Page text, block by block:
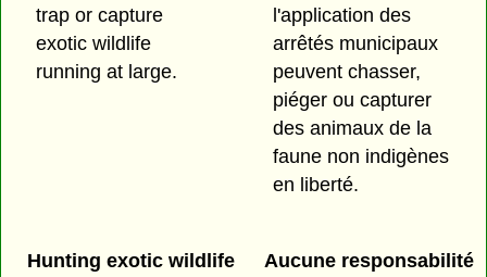
trap or capture
exotic wildlife
running at large.
l'application des
arrêtés municipaux
peuvent chasser,
piéger ou capturer
des animaux de la
faune non indigènes
en liberté.
Hunting exotic wildlife
Aucune responsabilité